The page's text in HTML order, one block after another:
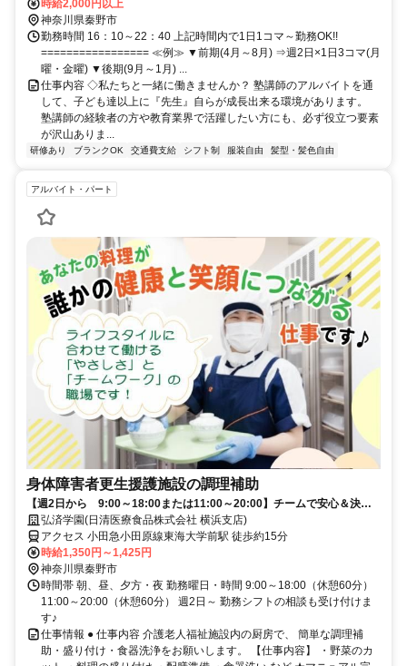
時給2,000円以上
神奈川県秦野市
勤務時間 16：10～22：40 上記時間内で1日1コマ～勤務OK!!
================= ≪例≫ ▼前期(4月～8月) ⇒週2日×1日3コマ(月
曜・金曜) ▼後期(9月～1月) ...
仕事内容 ◇私たちと一緒に働きませんか？ 塾講師のアルバイトを通
して、子ども達以上に『先生』自らが成長出来る環境があります。
塾講師の経験者の方や教育業界で活躍したい方にも、必ず役立つ要素
が沢山ありま...
研修あり ブランクOK 交通費支給 シフト制 服装自由 髪型・髪色自由
アルバイト・パート
身体障害者更生援護施設の調理補助
【週2日から 9:00～18:00または11:00～20:00】チームで安心＆決ま
った手順のシンプルなお仕事♪
弘済学園(日清医療食品株式会社 横浜支店)
アクセス 小田急小田原線東海大学前駅 徒歩約15分
時給1,350円～1,425円
神奈川県秦野市
時間帯 朝、昼、夕方・夜 勤務曜日・時間 9:00～18:00（休憩60分）
11:00～20:00（休憩60分） 週2日～ 勤務シフトの相談も受け付けま
す♪
仕事情報 ● 仕事内容 介護老人福祉施設内の厨房で、 簡単な調理補
助・盛り付け・食器洗浄をお願いします。 【仕事内容】 ・野菜のカ